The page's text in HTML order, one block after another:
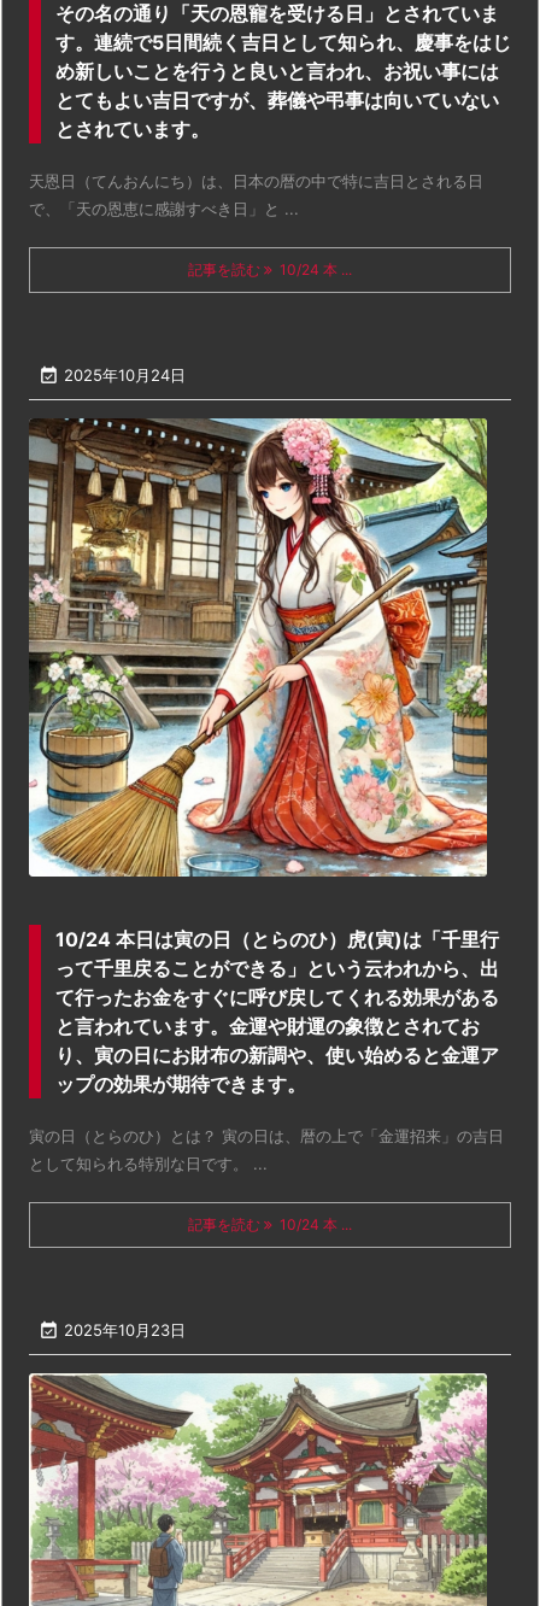
その名の通り「天の恩寵を受ける日」とされていま
す。連続で5日間続く吉日として知られ、慶事をはじ
め新しいことを行うと良いと言われ、お祝い事には
とてもよい吉日ですが、葬儀や弔事は向いていない
とされています。
天恩日（てんおんにち）は、日本の暦の中で特に吉日とされる日
で、「天の恩恵に感謝すべき日」と ...
記事を読む 10/24 本 ...
 2025年10月24日
10/24 本日は寅の日（とらのひ）虎(寅)は「千里行
って千里戻ることができる」という云われから、出
て行ったお金をすぐに呼び戻してくれる効果がある
と言われています。金運や財運の象徴とされてお
り、寅の日にお財布の新調や、使い始めると金運ア
ップの効果が期待できます。
寅の日（とらのひ）とは？ 寅の日は、暦の上で「金運招来」の吉日
として知られる特別な日です。 ...
記事を読む 10/24 本 ...
 2025年10月23日